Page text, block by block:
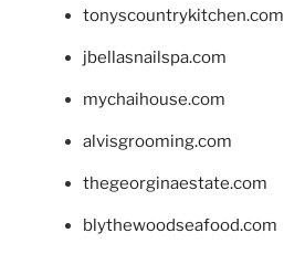
tonyscountrykitchen.com
jbellasnailspa.com
mychaihouse.com
alvisgrooming.com
thegeorginaestate.com
blythewoodseafood.com